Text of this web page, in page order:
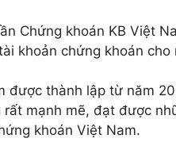
Chứng khoán KB Việt
khoản chứng khoán cho
được thành lập từ năm
mạnh mẽ, đạt được
khoán Việt Nam.